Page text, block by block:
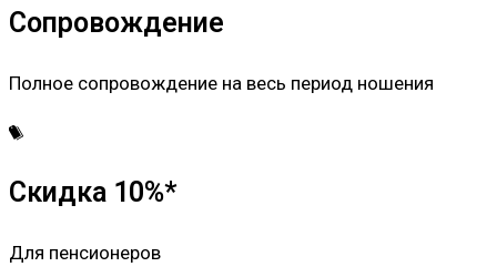
Сопровождение
Полное сопровождение на весь период ношения
Скидка 10%*
Для пенсионеров